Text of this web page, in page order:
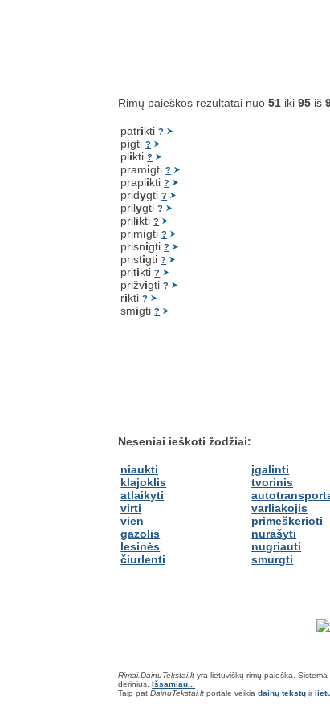
Rimų paieškos rezultatai nuo51 iki95 iš
patrikti?
pigti?
plikti?
pramigti?
praplikti?
pridygti?
prilygti?
prilikti?
primigti?
prisnigti?
pristigti?
pritikti?
prižvigti?
rikti?
smigti?
Neseniai ieškoti žodžiai:
niaukti
klajoklis
atlaikyti
virti
vien
gazolis
lesinės
čiurlenti
įgalinti
tvorinis
varliakojis
primeškerioti
nurašyti
nugriauti
smurgti
Rimai.DainuTekstai.lt yra lietuviškų rimų paieška.
derinius.Išsamiau...
Taip patDainuTekstai.lt portale veikiadainų tekstų ir